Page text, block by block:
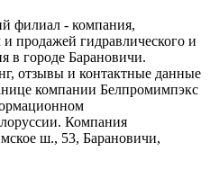
филиал - компания,
продажей гидравлического и
в городе Барановичи.
отзывы и контактные данные
компании Белпромимпэкс
Компания
ш., 53, Барановичи,